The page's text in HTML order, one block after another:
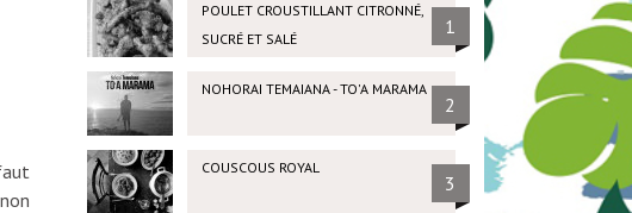
POULET CROUSTILLANT CITRONNÉ,
SUCRÉ ET SALÉ
1
NOHORAI TEMAIANA - TO'A MARAMA
2
COUSCOUS ROYAL
3